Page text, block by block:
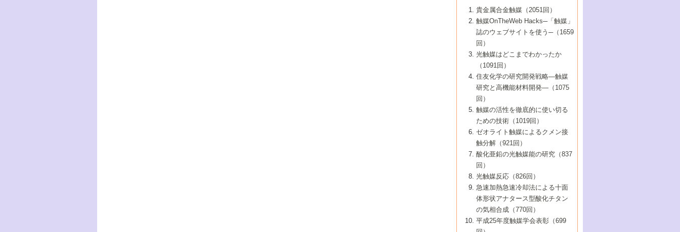
8号 高機能化ポリオレフィンに向けた重合
触媒の最近の進展
7号 持続可能社会実現のための触媒および
触媒関連技術
5号 若手会員による触媒研究の未来展望1：
企業編
6号 第102回触媒討論会
7号 触媒・化学反応における計算化学の進
8号 若手研究者による触媒研究の未来展望
2：大学・研究所編
5号 こんな物質，あんな物質―新たな触媒
の可能性―
7号 『結晶の化学』を活かした触媒研究
8号 イオン液体の応用
5号 水素製造・貯蔵のための触媒技術の新
しい展開
6号 第98回触媒討論会
7号 基礎化学品製造の触媒技術
8号 多機能型リアクター
4号 水分解用光触媒材料
5号 時間分解分光の進歩と応用
6号 第96回触媒討論会
8号 超臨界流体を用いた化学プロセスの新
2号 第93回触媒討論会
3号 特殊エネルギー場の触媒反応
4号 生体内における金属の触媒作用
5号 ファインケミカルズの展開に寄与する
6号 第94回触媒討論会
7号 サブナノレベルでみた新しい表面現象
8号 オレフィン重合触媒の新たな展
1号 なぜこの触媒が良いのか？
2号 第91回触媒討論会
3号 最近の自動車排ガス処理技術
4号 触媒研究の現状と将来─第90回触媒討論
5号 基礎化学品製造の触媒技術
6号 第92回触媒討論会
7号 基礎化学品製造の触媒技術
8号 資源の循環と触媒技術
▼44巻（2002年）
1号 高次制御された触媒の化学
2号 第89回触媒討論会
3号 触媒を利用した電気化学の新展開
4号 ナノ材料の調製と機能化
5号 こんな触媒が欲しい
6号 第90回触媒討論会
7号 触媒研究と学術雑誌/情報
8号 若い世代からみた触媒化学の現状と未
▼43巻（2001年）
1号 グリーンケミストリーと触媒
2号 第87回触媒討論会特集号
3号 生体触媒とバイオプロセス
4号 水素製造・利用の触媒化学
5号 触媒研究における新しい切り口：コン
ビナトリアルケミストリー
6号 第88回触媒討論会特集号
7号 企業における触媒研究のブレークスル
8号 この材料を触媒として使ってみません
▼42巻（2000年）
1号 触媒反応工学の明日を拓く
2号 第85回触媒討論会
3号 反応ダイナミクス
5号 触媒のおもしろさをどのように伝える
6号 第86回触媒討論会
7号 水素化精製触媒の新しい展開
8号 新しい反応性と機能性を目指した金属
クラスタ-化学
▼41巻（1999年）
1号 孔、穴、あな?-特異な空間とその利用-
2号 第83回触媒討論会
3号 均一系触媒反応最前線
4号 実用炭素材料の新展開
5号 研究の方法論を考える
7号 機能性金属材料と触媒
8号 触媒研究へのNMRの応用と展望
▼40巻（1998年）
進展と21世紀への提言/創立40周年記念・触
媒学会この10年の歩みとこれから/創立40周
2号 第81回触媒討論会
3号 計算機触媒化学へのさそい
4号 触媒劣化の制御と予測
5号 最新の実用プロセスと触媒
6号 第82回触媒討論会
7号 ナノ構造体の化学
8号 あの反応は今
1号 均一系と不均一系触媒反応-その特徴と
接点
2号 第79回触媒討論会
3号 最新NO除去触媒の実用化研究
4号 新しい反応場を目指した触媒調製
5号 反応・分離技術の新しい展開
6号 第80回触媒討論会
8号 AFMでみる世界
▼38巻（1996年）
1号 触媒の構造と触媒作用/C1化学を中心と
する21世紀への触媒
3号 オリンピックメダル:金・銀・銅はどん
な触媒作用を示すか
4号 触媒作用における機能の複合化
5号 未来を拓け！若手研究者
6号 第78回触媒討論会
7号 ダイナミックな領域への触媒研究の展
開/C1化学を中心とする21世紀への触媒
▼37巻（1995年）
1号 ファインケミカルズと固体触媒
2号 第75回触媒討論会
3号 希土類を利用した触媒
4号 触媒とリサイクル
5号 エネルギー変換触媒
6号 第76回触媒討論会
7号 表面吸着相の新しい展開
8号 マイクロポーラス・クリスタル触媒の
▼36巻（1994年）
1号 電気化学と触媒
2号 第73回触媒討論会
3号 C4化学の展開
4号 《通常号》
5号 《通常号》
6号 第74回触媒討論会
▼35巻（1993年）
1号 工業触媒開発マニュアル―探索から工
業化まで
2号 第71回触媒討論会
3号 研究開発のうらおもて―着想と展開
4号 触媒劣化と寿命の予測
5号 環境に優しい触媒
▼34巻（1992年）
1号 インパクトを与えたこの研究
2号 第69回触媒討論会
3号 ケミカルズ合成触媒―新しい展開と応
▼33巻（1991年）
1号 触媒プロセス開発マニュアル―探索か
ら工業化まで，知っておきたいこと PartII
2号 第67回触媒討論会
▼32巻（1990年）
1号 21世紀に向けて触媒研究の飛躍をめざ
す―触媒化学の裾野を広げよう
2号 第65回触媒討論会
▼31巻（1989年）
1号 情報科学と反応設計・材料設計
▼30巻（1988年）
貴金属合金触媒（2051回）
触媒OnTheWeb Hacks─「触媒」
誌のウェブサイトを使う─（1659
回）
光触媒はどこまでわかったか
（1091回）
住友化学の研究開発戦略―触媒
研究と高機能材料開発―（1075
回）
触媒の活性を徹底的に使い切る
ための技術（1019回）
ゼオライト触媒によるクメン接
触分解（921回）
酸化亜鉛の光触媒能の研究（837
回）
光触媒反応（826回）
急速加熱急速冷却法による十面
体形状アナタース型酸化チタン
の気相合成（770回）
平成25年度触媒学会表彰（699